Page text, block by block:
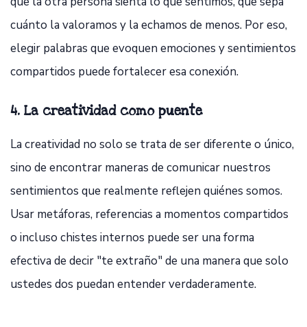
cuánto la valoramos y la echamos de menos. Por eso,
elegir palabras que evoquen emociones y sentimientos
compartidos puede fortalecer esa conexión.
4. La creatividad como puente
La creatividad no solo se trata de ser diferente o único,
sino de encontrar maneras de comunicar nuestros
sentimientos que realmente reflejen quiénes somos.
Usar metáforas, referencias a momentos compartidos
o incluso chistes internos puede ser una forma
efectiva de decir "te extraño" de una manera que solo
ustedes dos puedan entender verdaderamente.